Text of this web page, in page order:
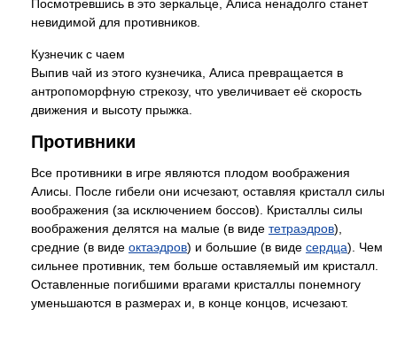
Посмотревшись в это зеркальце, Алиса ненадолго станет
невидимой для противников.
Кузнечик с чаем
Выпив чай из этого кузнечика, Алиса превращается в
антропоморфную стрекозу, что увеличивает её скорость
движения и высоту прыжка.
Противники
Все противники в игре являются плодом воображения
Алисы. После гибели они исчезают, оставляя кристалл силы
воображения (за исключением боссов). Кристаллы силы
воображения делятся на малые (в виде тетраэдров),
средние (в виде октаэдров) и большие (в виде сердца). Чем
сильнее противник, тем больше оставляемый им кристалл.
Оставленные погибшими врагами кристаллы понемногу
уменьшаются в размерах и, в конце концов, исчезают.